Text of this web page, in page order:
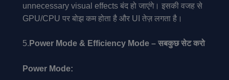
unnecessary visual effects बंद हो जाएंगे। इसकी वजह से
GPU/CPU पर बोझ कम होता है और UI तेज़ लगता है।
5. Power Mode & Efficiency Mode – सबकुछ सेट करो
Power Mode: